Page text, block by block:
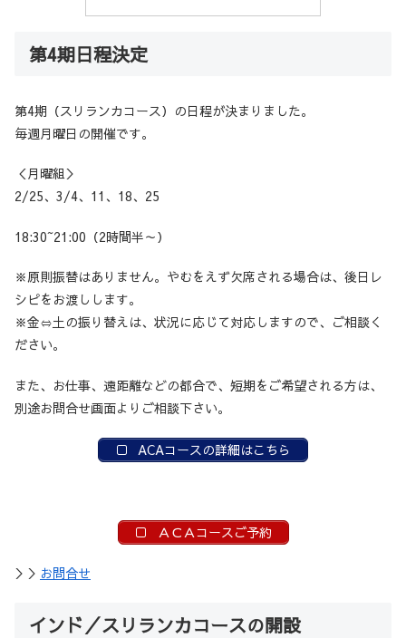
第4期日程決定
第4期（スリランカコース）の日程が決まりました。
毎週月曜日の開催です。
＜月曜組＞
2/25、3/4、11、18、25
18:30~21:00（2時間半～）
※原則振替はありません。やむをえず欠席される場合は、後日レ
シピをお渡しします。
※金⇔土の振り替えは、状況に応じて対応しますので、ご相談く
ださい。
また、お仕事、遠距離などの都合で、短期をご希望される方は、
別途お問合せ画面よりご相談下さい。
ACAコースの詳細はこちら
ＡＣＡコースご予約
＞＞ お問合せ
インド／スリランカコースの開設